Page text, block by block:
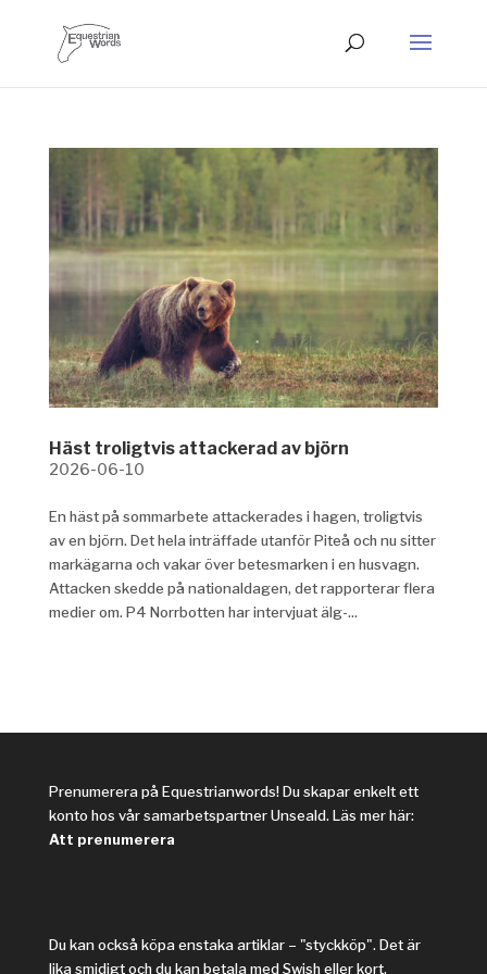
Häst troligtvis attackerad av björn
2026-06-10
En häst på sommarbete attackerades i hagen, troligtvis
av en björn. Det hela inträffade utanför Piteå och nu sitter
markägarna och vakar över betesmarken i en husvagn.
Attacken skedde på nationaldagen, det rapporterar flera
medier om. P4 Norrbotten har intervjuat älg-...
Prenumerera på Equestrianwords! Du skapar enkelt ett
konto hos vår samarbetspartner Unseald. Läs mer här:
Att prenumerera
Du kan också köpa enstaka artiklar – "styckköp". Det är
lika smidigt och du kan betala med Swish eller kort.